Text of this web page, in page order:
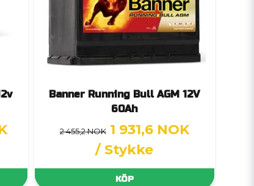
Banner Running Bull AGM 12V
60Ah
2 455,2 NOK 1 931,6 NOK
/ Stykke
KÖP